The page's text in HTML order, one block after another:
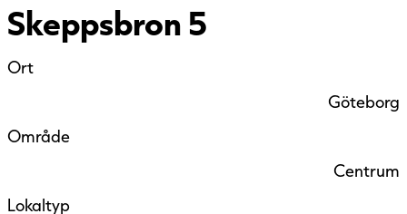
Skeppsbron 5
Ort
Göteborg
Område
Centrum
Lokaltyp